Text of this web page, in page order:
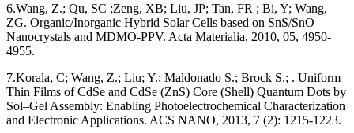
6.Wang, Z.; Qu, SC ;Zeng, XB; Liu, JP; Tan, FR ; Bi, Y; Wang,
ZG. Organic/Inorganic Hybrid Solar Cells based on SnS/SnO
Nanocrystals and MDMO-PPV. Acta Materialia, 2010, 05, 4950-
4955.
7.Korala, C; Wang, Z.; Liu; Y.; Maldonado S.; Brock S.; . Uniform
Thin Films of CdSe and CdSe (ZnS) Core (Shell) Quantum Dots by
Sol–Gel Assembly: Enabling Photoelectrochemical Characterization
and Electronic Applications. ACS NANO, 2013, 7 (2): 1215-1223.